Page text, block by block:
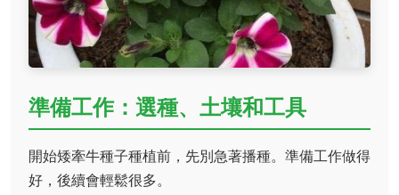
準備工作：選種、土壤和工具
開始矮牽牛種子種植前，先別急著播種。準備工作做得
好，後續會輕鬆很多。